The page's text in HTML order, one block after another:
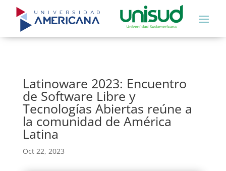
Latinoware 2023: Encuentro
de Software Libre y
Tecnologías Abiertas reúne a
la comunidad de América
Latina
Oct 22, 2023